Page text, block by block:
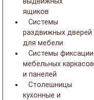
ящиков
Системы
раздвижных дверей
для мебели
Системы фиксации
мебельных каркасов
и панелей
Столешницы
кухонные и